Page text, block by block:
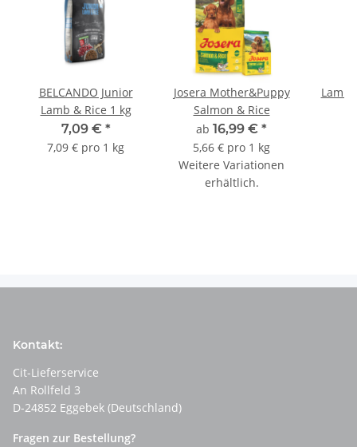
BELCANDO Junior
Lamb & Rice 1 kg
7,09 € *
7,09 € pro 1 kg
Josera Mother&Puppy
Salmon & Rice
ab 16,99 € *
5,66 € pro 1 kg
Weitere Variationen
erhältlich.
Kontakt:
Cit-Lieferservice
An Rollfeld 3
D-24852 Eggebek (Deutschland)
Fragen zur Bestellung?